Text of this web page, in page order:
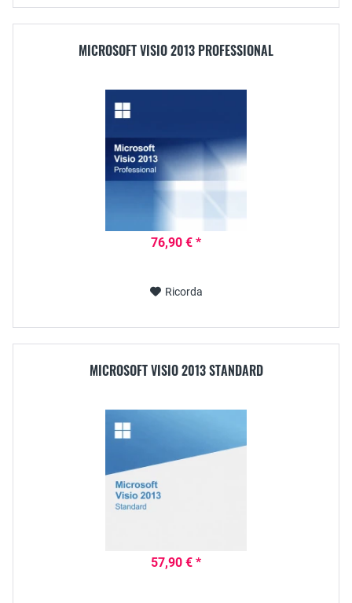
MICROSOFT VISIO 2013 PROFESSIONAL
76,90 € *
Ricorda
MICROSOFT VISIO 2013 STANDARD
57,90 € *